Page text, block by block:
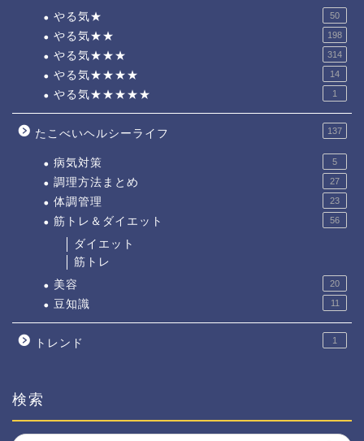
やる気★ 50
やる気★★ 198
やる気★★★ 314
やる気★★★★ 14
やる気★★★★★ 1
たこべいヘルシーライフ 137
病気対策 5
調理方法まとめ 27
体調管理 23
筋トレ＆ダイエット 56
ダイエット
筋トレ
美容
20
豆知識 11
トレンド 1
検索